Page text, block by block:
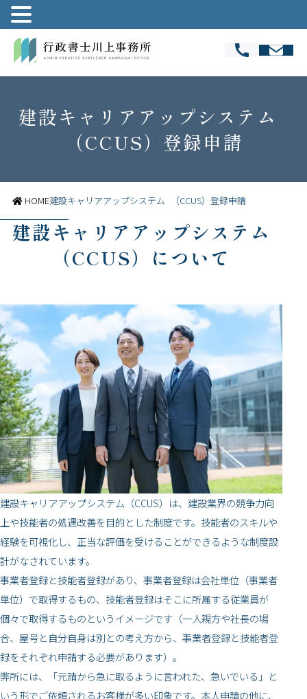
建設キャリアアップシステム
（CCUS）登録申請​
HOME建設キャリアアップシステム （CCUS）登録申請​
建設キャリアアップシステム
（CCUS）について
建設キャリアアップシステム（CCUS）は、建設業界の競争力向
上や技能者の処遇改善を目的とした制度です。技能者のスキルや
経験を可視化し、正当な評価を受けることができるような制度設
計がなされています。
事業者登録と技能者登録があり、事業者登録は会社単位（事業者
単位）で取得するもの、技能者登録はそこに所属する従業員が
個々で取得するものというイメージです（一人親方や社長の場
合、屋号と自分自身は別との考え方から、事業者登録と技能者登
録をそれぞれ申請する必要があります）。
弊所には、「元請から急に取るように言われた、急いでいる」と
いう形でご依頼されるお客様が多い印象です。本人申請の他に、